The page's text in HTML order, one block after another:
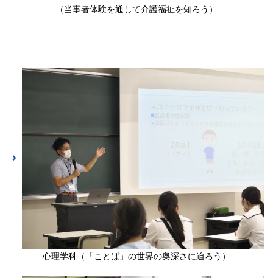
（当事者体験を通して介護福祉を知ろう）
心理学科（「ことば」の世界の奥深さに迫ろう）